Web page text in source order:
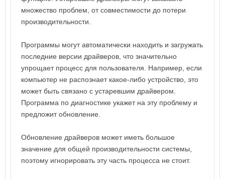
множество проблем, от совместимости до потери
производительности.
Программы могут автоматически находить и загружать
последние версии драйверов, что значительно
упрощает процесс для пользователя. Например, если
компьютер не распознает какое-либо устройство, это
может быть связано с устаревшим драйвером.
Программа по диагностике укажет на эту проблему и
предложит обновление.
Обновление драйверов может иметь большое
значение для общей производительности системы,
поэтому игнорировать эту часть процесса не стоит.